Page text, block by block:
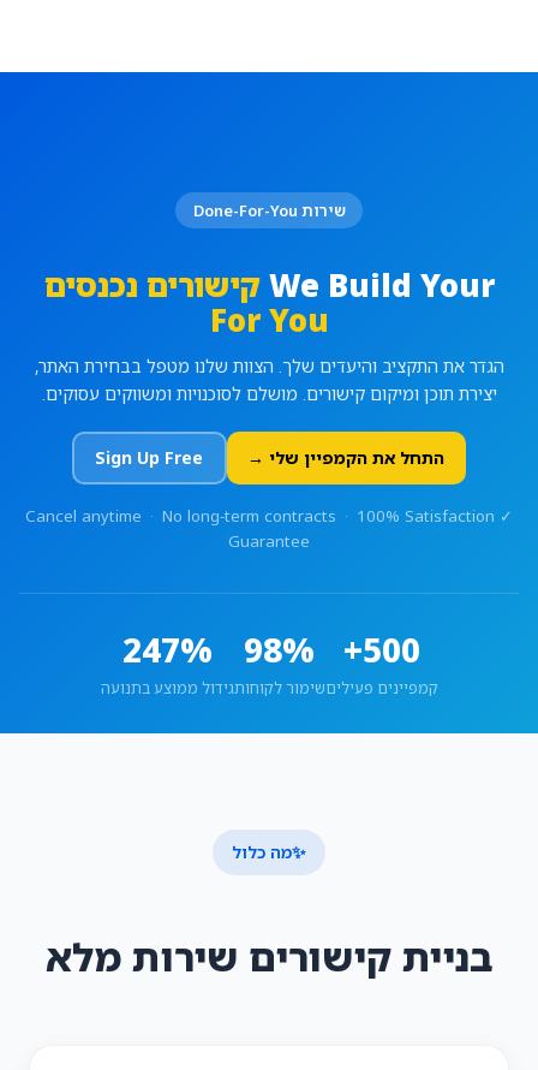
שירות Done-For-You
We Build Your קישורים נכנסים
For You
הגדר את התקציב והיעדים שלך. הצוות שלנו מטפל בבחירת האתר,
יצירת תוכן ומיקום קישורים. מושלם לסוכנויות ומשווקים עסוקים.
התחל את הקמפיין שלי → Sign Up Free
✓ Cancel anytime · No long-term contracts · 100% Satisfaction
Guarantee
500+
קמפיינים פעילים
98%
שימור לקוחות
247%
גידול ממוצע בתנועה
✨מה כלול
בניית קישורים שירות מלא